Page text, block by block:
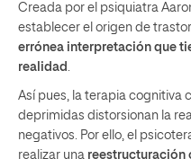
Creada por el psiquiatra
establecer el origen de
errónea interpretación que
realidad
Así pues, la terapia cognitiva
deprimidas distorsionan la
negativos. Por ello, el
realizar una reestructuración